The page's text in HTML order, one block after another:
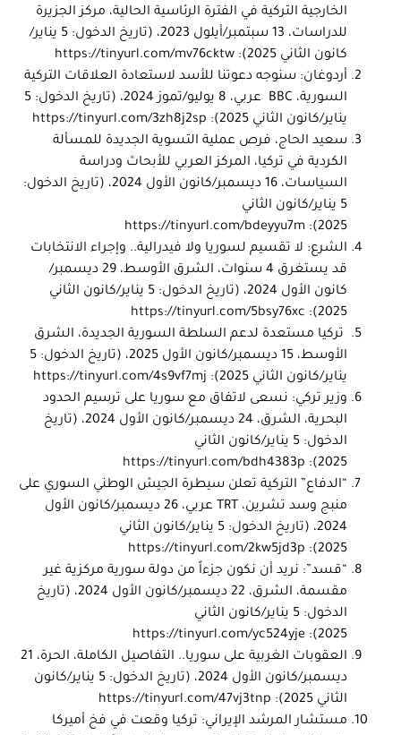
الخارجية التركية في الفترة الرئاسية الحالية، مركز الجزيرة
للدراسات، 13 سبتمبر/أيلول 2023، (تاريخ الدخول: 5 يناير/
كانون الثاني 2025):
https://tinyurl.com/mv76cktw
أردوغان: سنوجه دعوتنا للأسد لاستعادة العلاقات التركية
السورية، BBC عربي، 8 يوليو/تموز 2024، (تاريخ الدخول: 5
يناير/كانون الثاني 2025):
https://tinyurl.com/3zh8j2sp
سعيد الحاج، فرص عملية التسوية الجديدة للمسألة
الكردية في تركيا، المركز العربي للأبحاث ودراسة
السياسات، 16 ديسمبر/كانون الأول 2024، (تاريخ الدخول:
5 يناير/كانون الثاني
2025):
https://tinyurl.com/bdeyyu7m
الشرع: لا تقسيم لسوريا ولا فيدرالية.. وإجراء الانتخابات
قد يستغرق 4 سنوات، الشرق الأوسط، 29 ديسمبر/
كانون الأول 2024، (تاريخ الدخول: 5 يناير/كانون الثاني
2025):
https://tinyurl.com/5bsy76xc
تركيا مستعدة لدعم السلطة السورية الجديدة، الشرق
الأوسط، 15 ديسمبر/كانون الأول 2025، (تاريخ الدخول: 5
يناير/كانون الثاني 2025):
https://tinyurl.com/4s9vf7mj
وزير تركي: نسعى لاتفاق مع سوريا على ترسيم الحدود
البحرية، الشرق، 24 ديسمبر/كانون الأول 2024، (تاريخ
الدخول: 5 يناير/كانون الثاني
2025):
https://tinyurl.com/bdh4383p
“الدفاع” التركية تعلن سيطرة الجيش الوطني السوري على
منبج وسد تشرين، TRT
عربي، 26 ديسمبر/كانون الأول
2024، (تاريخ الدخول: 5 يناير/كانون الثاني
2025):
https://tinyurl.com/2kw5jd3p
“قسد”: نريد أن نكون جزءاً من دولة سورية مركزية غير
مقسمة، الشرق، 22 ديسمبر/كانون الأول 2024، (تاريخ
الدخول: 5 يناير/كانون الثاني
2025):
https://tinyurl.com/yc524yje
العقوبات الغربية على سوريا.. التفاصيل الكاملة، الحرة، 21
ديسمبر/كانون الأول 2024، (تاريخ الدخول: 5 يناير/كانون
الثاني 2025):
https://tinyurl.com/47vj3tnp
مستشار المرشد الإيراني: تركيا وقعت في فخ أميركا